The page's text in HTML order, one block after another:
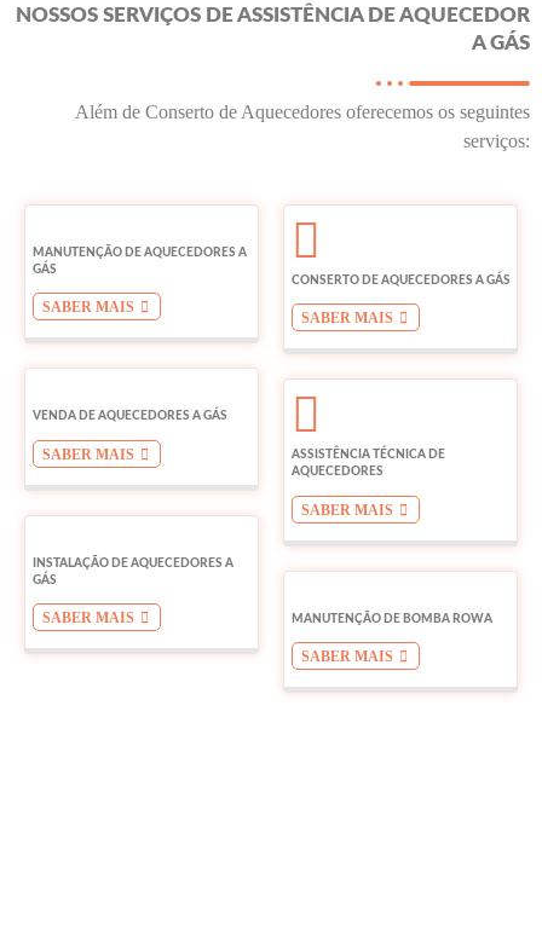
NOSSOS SERVIÇOS DE ASSISTÊNCIA DE AQUECEDOR
A GÁS
Além de Conserto de Aquecedores oferecemos os seguintes
serviços:
MANUTENÇÃO DE AQUECEDORES A
GÁS
SABER MAIS
VENDA DE AQUECEDORES A GÁS
SABER MAIS
INSTALAÇÃO DE AQUECEDORES A
GÁS
SABER MAIS
CONSERTO DE AQUECEDORES A GÁS
SABER MAIS
ASSISTÊNCIA TÉCNICA DE
AQUECEDORES
SABER MAIS
MANUTENÇÃO DE BOMBA ROWA
SABER MAIS